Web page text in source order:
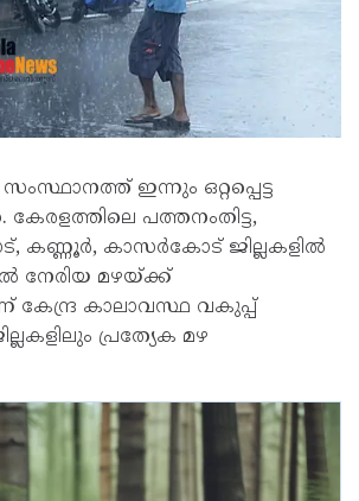
ഇന്നും ഒറ്റപ്പെട്ട
പത്തനംതിട്ട,
കണ്ണൂർ, കാസർകോട് ജില്ലകളിൽ
നേരിയ മഴയ്ക്ക്
കേന്ദ്ര കാലാവസ്ഥ വകുപ്പ്
പ്രത്യേക മഴ